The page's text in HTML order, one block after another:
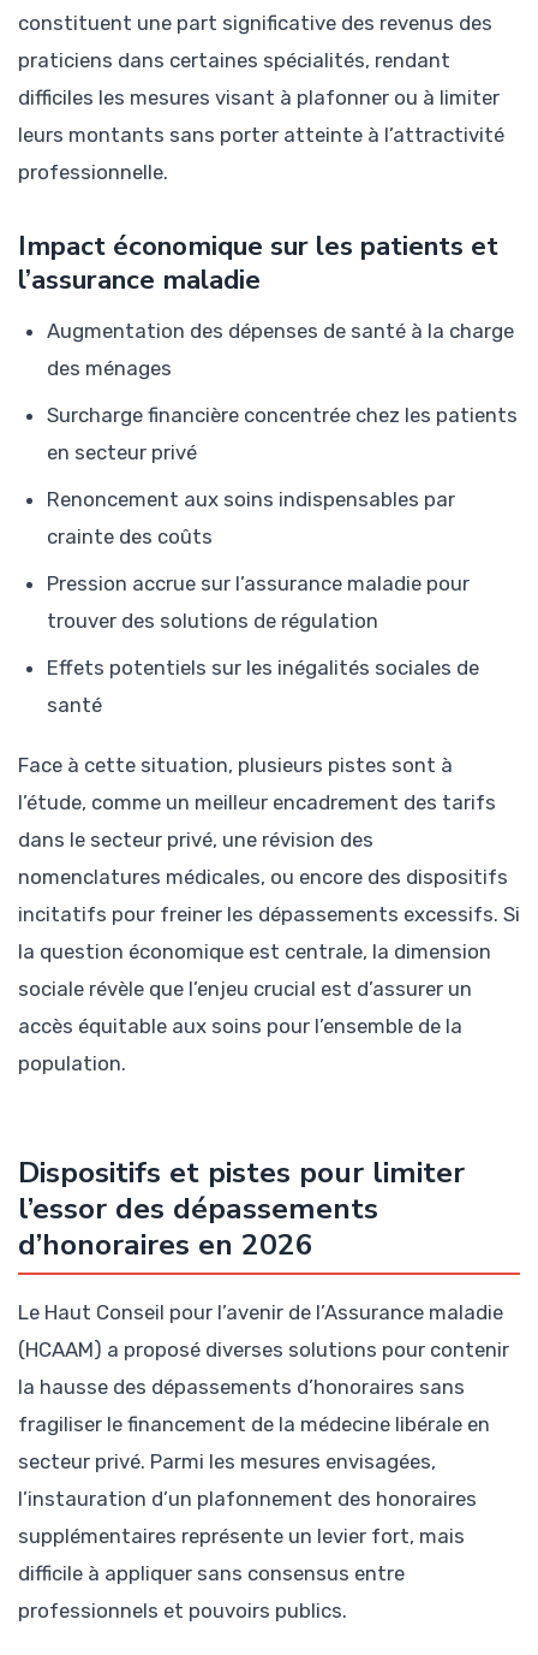
constituent une part significative des revenus des
praticiens dans certaines spécialités, rendant
difficiles les mesures visant à plafonner ou à limiter
leurs montants sans porter atteinte à l’attractivité
professionnelle.
Impact économique sur les patients et
l’assurance maladie
Augmentation des dépenses de santé à la charge
des ménages
Surcharge financière concentrée chez les patients
en secteur privé
Renoncement aux soins indispensables par
crainte des coûts
Pression accrue sur l’assurance maladie pour
trouver des solutions de régulation
Effets potentiels sur les inégalités sociales de
santé
Face à cette situation, plusieurs pistes sont à
l’étude, comme un meilleur encadrement des tarifs
dans le secteur privé, une révision des
nomenclatures médicales, ou encore des dispositifs
incitatifs pour freiner les dépassements excessifs. Si
la question économique est centrale, la dimension
sociale révèle que l’enjeu crucial est d’assurer un
accès équitable aux soins pour l’ensemble de la
population.
Dispositifs et pistes pour limiter
l’essor des dépassements
d’honoraires en 2026
Le Haut Conseil pour l’avenir de l’Assurance maladie
(HCAAM) a proposé diverses solutions pour contenir
la hausse des dépassements d’honoraires sans
fragiliser le financement de la médecine libérale en
secteur privé. Parmi les mesures envisagées,
l’instauration d’un plafonnement des honoraires
supplémentaires représente un levier fort, mais
difficile à appliquer sans consensus entre
professionnels et pouvoirs publics.